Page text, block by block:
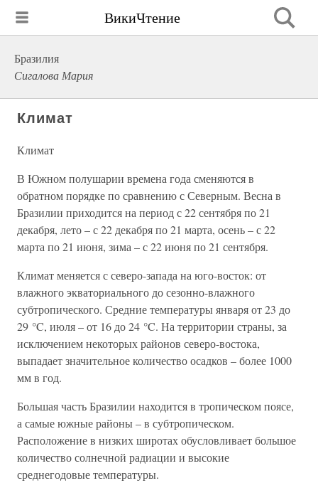
ВикиЧтение
Бразилия
Сигалова Мария
Климат
Климат
В Южном полушарии времена года сменяются в
обратном порядке по сравнению с Северным. Весна в
Бразилии приходится на период с 22 сентября по 21
декабря, лето – с 22 декабря по 21 марта, осень – с 22
марта по 21 июня, зима – с 22 июня по 21 сентября.
Климат меняется с северо-запада на юго-восток: от
влажного экваториального до сезонно-влажного
субтропического. Средние температуры января от 23 до
29 °C, июля – от 16 до 24 °C. На территории страны, за
исключением некоторых районов северо-востока,
выпадает значительное количество осадков – более 1000
мм в год.
Большая часть Бразилии находится в тропическом поясе,
а самые южные районы – в субтропическом.
Расположение в низких широтах обусловливает большое
количество солнечной радиации и высокие
среднегодовые температуры.